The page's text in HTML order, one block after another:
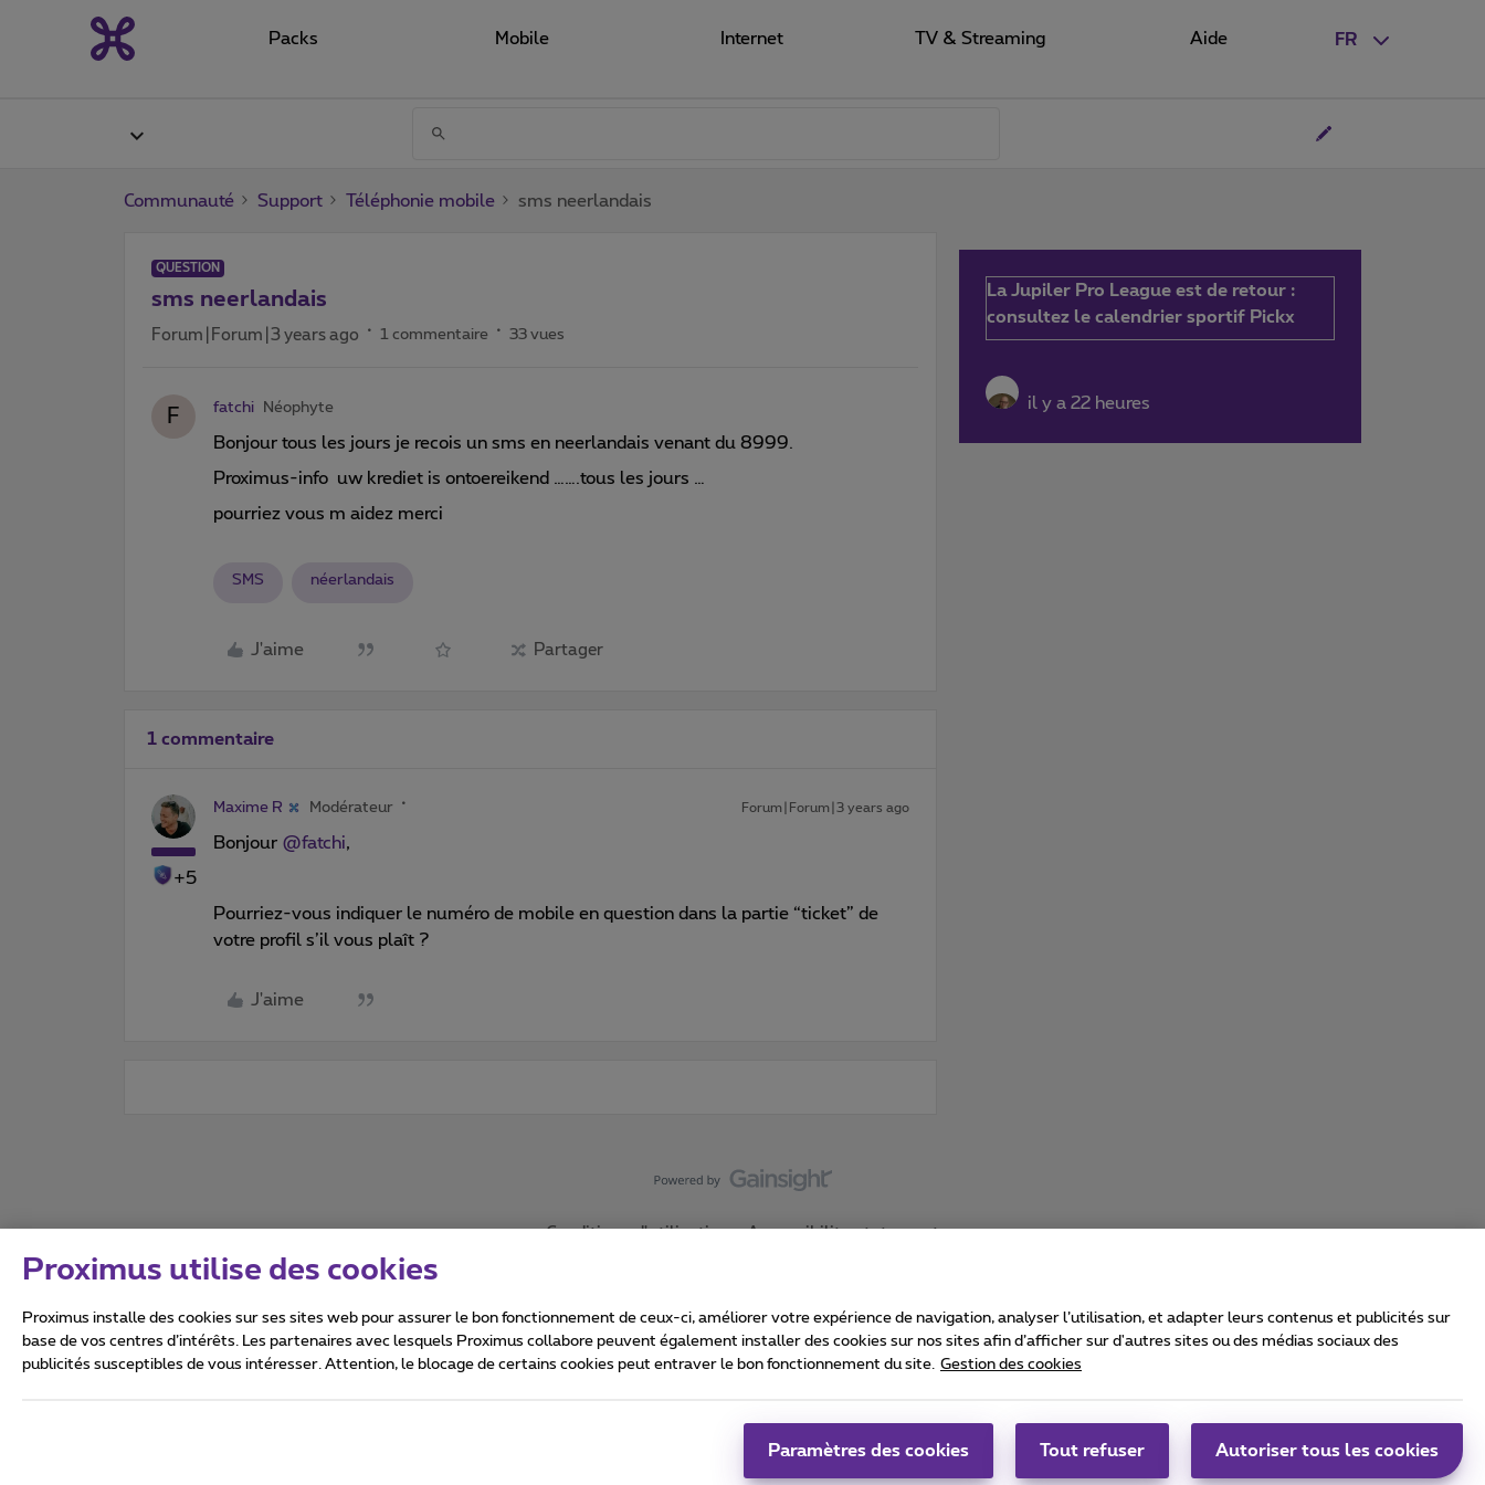
FR
Packs Mobile Internet TV & Streaming Aide
Communauté Support Téléphonie mobile sms neerlandais
QUESTION
sms neerlandais
Forum|Forum|3 years ago 1 commentaire 33 vues
F fatchi Néophyte
Bonjour tous les jours je recois un sms en neerlandais venant du 8999.
Proximus-info uw krediet is ontoereikend …….tous les jours …
pourriez vous m aidez merci
SMS néerlandais
J'aime Partager
1 commentaire
+5
Maxime R Modérateur Forum|Forum|3 years ago
Bonjour @fatchi,
Pourriez-vous indiquer le numéro de mobile en question dans la partie “ticket” de
votre profil s’il vous plaît ?
J'aime
La Jupiler Pro League est de retour :
consultez le calendrier sportif Pickx
il y a 22 heures
Conditions d'utilisation Accessibility statement
Tous droits réservés. ©2026Proximus
Carrier & Wholesale Solutions
Proximus Group
|
Proximus utilise des cookies
Proximus installe des cookies sur ses sites web pour assurer le bon fonctionnement de ceux-ci, améliorer votre expérience de navigation, analyser l’utilisation, et adapter leurs contenus et publicités sur
base de vos centres d’intérêts. Les partenaires avec lesquels Proximus collabore peuvent également installer des cookies sur nos sites afin d’afficher sur d'autres sites ou des médias sociaux des
publicités susceptibles de vous intéresser. Attention, le blocage de certains cookies peut entraver le bon fonctionnement du site. Gestion des cookies
Paramètres des cookies Tout refuser Autoriser tous les cookies